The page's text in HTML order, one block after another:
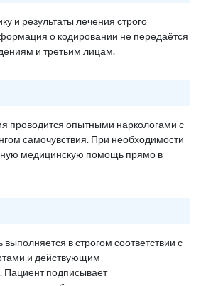
и результаты лечения строго
о кодировании не передаётся
и третьим лицам.
проводится опытными наркологами с
самочувствия. При необходимости
медицинскую помощь прямо в
в строгом соответствии с
и действующим
Пациент подписывает